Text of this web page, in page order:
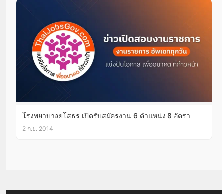
โรงพยาบาลยโสธร เปิดรับสมัครงาน 6 ตำแหน่ง 8 อัตรา
2 ก.ย. 2014